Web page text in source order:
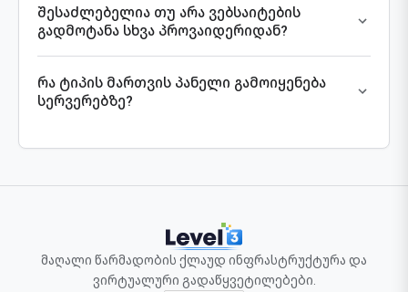
შესაძლებელია თუ არა ვებსაიტების
გადმოტანა სხვა პროვაიდერიდან?
ფაილებისა და მონაცემთა ბაზების უსაფრთხო,
უდანაკარგო გადმოტანას საიტის გათიშვის
რა ტიპის მართვის პანელი გამოიყენება
სერვერებზე?
რომელიც აღჭურვილია Softaculous-ის ავტომატური
კრიპტო-მოდულებით.
მაღალი წარმადობის ქლაუდ ინფრასტრუქტურა და
ვირტუალური გადაწყვეტილებები.